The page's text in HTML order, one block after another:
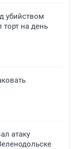
убийством
на день
атаку